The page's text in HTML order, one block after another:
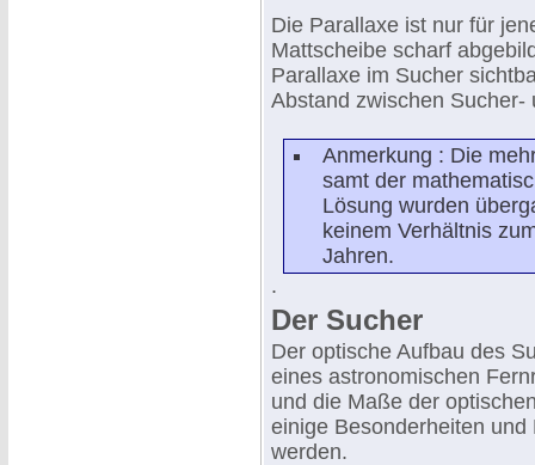
Die Parallaxe ist nur für
Mattscheibe scharf
Parallaxe im Sucher
Abstand zwischen Sucher-
Anmerkung : Die
samt der
Lösung wurden
keinem Verhältnis
Jahren.
.
Der Sucher
Der optische Aufbau des
eines astronomischen
und die Maße der
einige Besonderheiten
werden.